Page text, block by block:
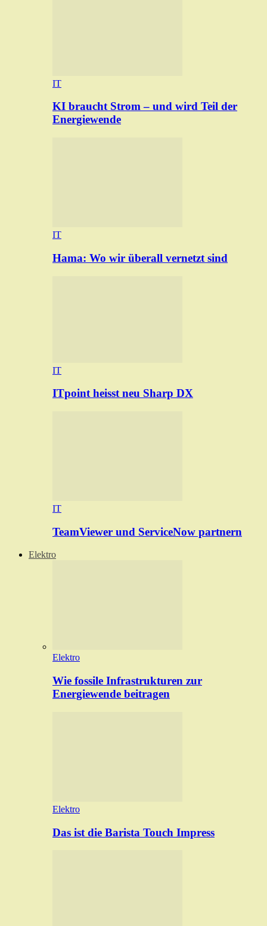
IT
KI braucht Strom – und wird Teil der
Energiewende
IT
Hama: Wo wir überall vernetzt sind
IT
ITpoint heisst neu Sharp DX
IT
TeamViewer und ServiceNow partnern
Elektro
Elektro
Wie fossile Infrastrukturen zur
Energiewende beitragen
Elektro
Das ist die Barista Touch Impress